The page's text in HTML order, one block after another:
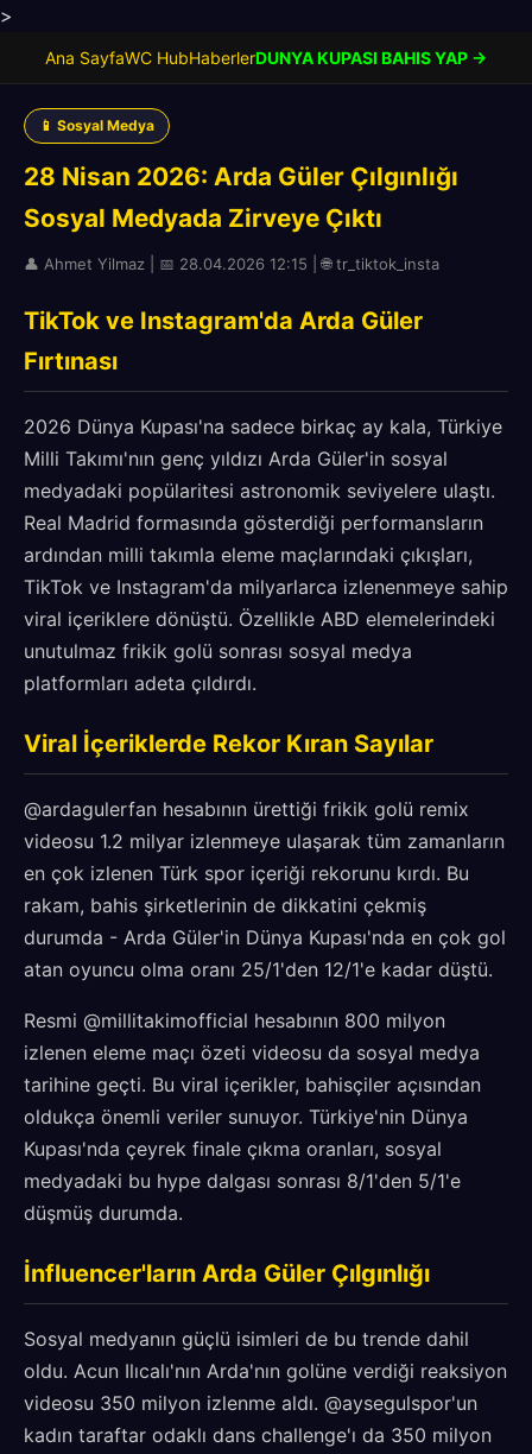
>
Ana SayfaWC HubHaberlerDUNYA KUPASI BAHIS YAP →
📱 Sosyal Medya
28 Nisan 2026: Arda Güler Çılgınlığı
Sosyal Medyada Zirveye Çıktı
👤 Ahmet Yilmaz | 📅 28.04.2026 12:15 | 🌐 tr_tiktok_insta
TikTok ve Instagram'da Arda Güler
Fırtınası
2026 Dünya Kupası'na sadece birkaç ay kala, Türkiye
Milli Takımı'nın genç yıldızı Arda Güler'in sosyal
medyadaki popülaritesi astronomik seviyelere ulaştı.
Real Madrid formasında gösterdiği performansların
ardından milli takımla eleme maçlarındaki çıkışları,
TikTok ve Instagram'da milyarlarca izlenenmeye sahip
viral içeriklere dönüştü. Özellikle ABD elemelerindeki
unutulmaz frikik golü sonrası sosyal medya
platformları adeta çıldırdı.
Viral İçeriklerde Rekor Kıran Sayılar
@ardagulerfan hesabının ürettiği frikik golü remix
videosu 1.2 milyar izlenmeye ulaşarak tüm zamanların
en çok izlenen Türk spor içeriği rekorunu kırdı. Bu
rakam, bahis şirketlerinin de dikkatini çekmiş
durumda - Arda Güler'in Dünya Kupası'nda en çok gol
atan oyuncu olma oranı 25/1'den 12/1'e kadar düştü.
Resmi @millitakimofficial hesabının 800 milyon
izlenen eleme maçı özeti videosu da sosyal medya
tarihine geçti. Bu viral içerikler, bahisçiler açısından
oldukça önemli veriler sunuyor. Türkiye'nin Dünya
Kupası'nda çeyrek finale çıkma oranları, sosyal
medyadaki bu hype dalgası sonrası 8/1'den 5/1'e
düşmüş durumda.
İnfluencer'ların Arda Güler Çılgınlığı
Sosyal medyanın güçlü isimleri de bu trende dahil
oldu. Acun Ilıcalı'nın Arda'nın golüne verdiği reaksiyon
videosu 350 milyon izlenme aldı. @aysegulspor'un
kadın taraftar odaklı dans challenge'ı da 350 milyon